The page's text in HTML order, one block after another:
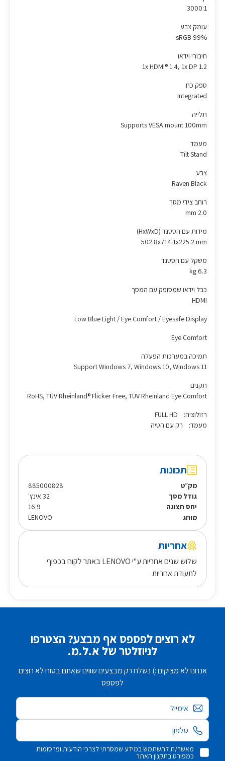
3000:1
עומק צבע
99% sRGB
חיבורי וידאו
1x HDMI® 1.4, 1x DP 1.2
ספק כח
Integrated
תלייה
Supports VESA mount 100mm
מעמד
Tilt Stand
צבע
Raven Black
רוחב צידי מסך
2.0 mm
מידות עם הסטנד (HxWxD)
502.8x714.1x225.2 mm
משקל עם הסטנד
6.3 kg
כבל וידאו שמסופק עם המסך
HDMI
Low Blue Light / Eye Comfort / Eyesafe Display
Eye Comfort
תמיכה במערכות הפעלה
Support Windows 7, Windows 10, Windows 11
תקנים
RoHS, TÜV Rheinland® Flicker Free, TÜV Rheinland Eye Comfort
רזולוציה: FULL HD
מעמד: רק עם הטיה
תכונות
מק״ט
885000828
גודל מסך
32 אינץ'
יחס תצוגה
16:9
מותג
LENOVO
אחריות
שלוש שנים אחריות ע"י LENOVO באתר לקוח בכפוף
לתעודת אחריות
לא רוצים לפספס אף מבצע? הצטרפו
לניוזלטר של א.ל.מ.
אנחנו לא מציקים :) נשלח רק מבצעים שווים שאתם בטוח לא רוצים
לפספס
אימייל
מאשר/ת להשתמש במידע שמסרתי לצרכי הודעות ופרסומות
כמפורט בתקנון האתר